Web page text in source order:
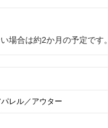
場合は約2か月の予定です。
レル／アウター